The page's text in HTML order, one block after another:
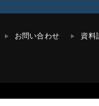
お問い合わせ 資料